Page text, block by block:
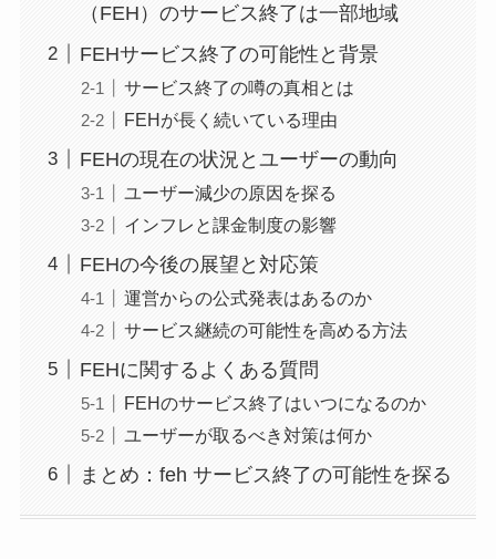
（FEH）のサービス終了は一部地域
FEHサービス終了の可能性と背景
サービス終了の噂の真相とは
FEHが長く続いている理由
FEHの現在の状況とユーザーの動向
ユーザー減少の原因を探る
インフレと課金制度の影響
FEHの今後の展望と対応策
運営からの公式発表はあるのか
サービス継続の可能性を高める方法
FEHに関するよくある質問
FEHのサービス終了はいつになるのか
ユーザーが取るべき対策は何か
まとめ：feh サービス終了の可能性を探る